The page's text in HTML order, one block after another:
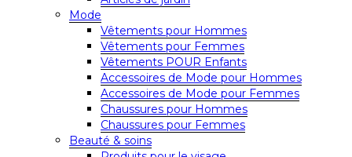
Mode
Vêtements pour Hommes
Vêtements pour Femmes
Vêtements POUR Enfants
Accessoires de Mode pour Hommes
Accessoires de Mode pour Femmes
Chaussures pour Hommes
Chaussures pour Femmes
Beauté & soins